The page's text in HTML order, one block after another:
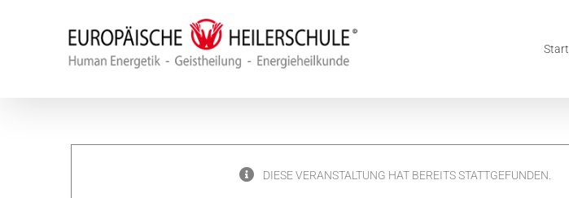
Start
DIESE VERANSTALTUNG HAT BEREITS STATTGEFUNDEN.